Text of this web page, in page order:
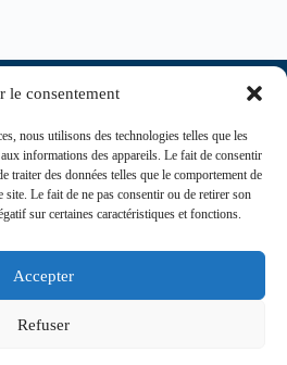
le consentement
nous utilisons des technologies telles que les
informations des appareils. Le fait de consentir
traiter des données telles que le comportement de
Le fait de ne pas consentir ou de retirer son
sur certaines caractéristiques et fonctions.
Accepter
Refuser